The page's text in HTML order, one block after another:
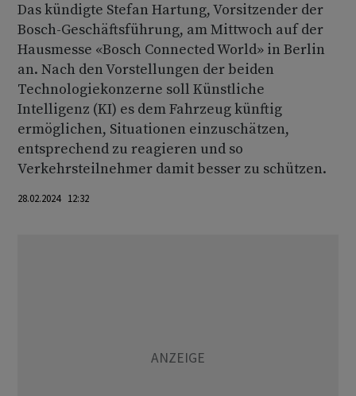
Das kündigte Stefan Hartung, Vorsitzender der
Bosch-Geschäftsführung, am Mittwoch auf der
Hausmesse «Bosch Connected World» in Berlin
an. Nach den Vorstellungen der beiden
Technologiekonzerne soll Künstliche
Intelligenz (KI) es dem Fahrzeug künftig
ermöglichen, Situationen einzuschätzen,
entsprechend zu reagieren und so
Verkehrsteilnehmer damit besser zu schützen.
28.02.2024 12:32